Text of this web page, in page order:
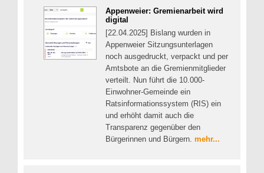
Appenweier: Gremienarbeit wird
digital
[22.04.2025] Bislang wurden in
Appenweier Sitzungsunterlagen
noch ausgedruckt, verpackt und per
Amtsbote an die Gremienmitglieder
verteilt. Nun führt die 10.000-
Einwohner-Gemeinde ein
Ratsinformationssystem (RIS) ein
und erhöht damit auch die
Transparenz gegenüber den
Bürgerinnen und Bürgern. mehr...